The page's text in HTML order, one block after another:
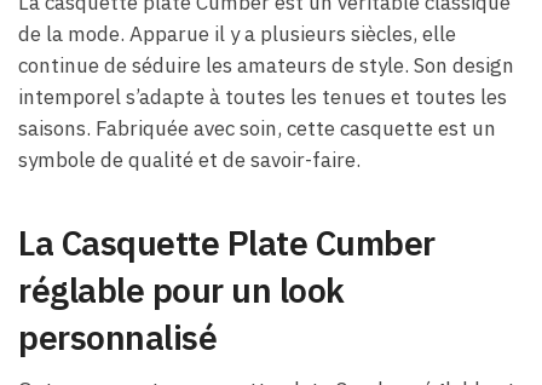
de la mode. Apparue il y a plusieurs siècles, elle
continue de séduire les amateurs de style. Son design
intemporel s’adapte à toutes les tenues et toutes les
saisons. Fabriquée avec soin, cette casquette est un
symbole de qualité et de savoir-faire.
La Casquette Plate Cumber
réglable pour un look
personnalisé